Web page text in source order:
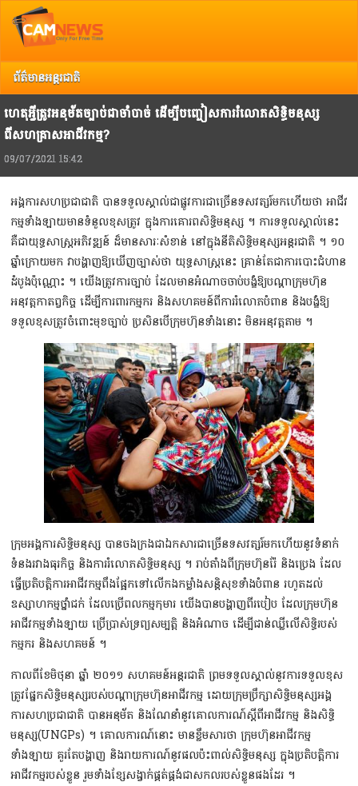
ព័ត៌មានអន្តរជាតិ
ហេតុអ្វីត្រូវអនុម័តច្បាប់ជាចាំបាច់ ដើម្បីបញ្ចៀសការរំលោភសិទ្ធិមនុស្ស
ពីសហគ្រាសអាជីវកម្ម?
09/07/2021 15:42
អង្គការសហប្រជាជាតិ បានទទួលស្គាល់ជាផ្លូវការជាច្រើនទសវត្សរ៍មកហើយថា អាជីវ
កម្មទាំងឡាយមានទំនួលខុសត្រូវ ក្នុងការគោរពសិទ្ធិមនុស្ស ។ ការទទួលស្គាល់នេះ
គឺជាយុទ្ធសាស្រ្ដអភិវឌ្ឍន៍ ដ៏មានសារៈសំខាន់ នៅក្នុងនីតិសិទ្ធិមនុស្សអន្តរជាតិ ។ ១០
ឆ្នាំក្រោយមក វាបង្ហាញឱ្យឃើញច្បាស់ថា យុទ្ធសាស្រ្ដនេះ គ្រាន់តែជាការបោះជំហាន
ដំបូងប៉ុណ្ណោះ ។ យើងត្រូវការច្បាប់ ដែលមានអំណាចចាប់បង្ខំឱ្យបណ្ដាក្រុមហ៊ុន
អនុវត្ដកាតព្វកិច្ច ដើម្បីការពារកម្មករ និងសហគមន៍ពីការរំលោភបំពាន និងបង្ខំឱ្យ
ទទួលខុសត្រូវចំពោះមុខច្បាប់ ប្រសិនបើក្រុមហ៊ុនទាំងនោះ មិនអនុវត្ដតាម ។
ក្រុមអង្គការសិទ្ធិមនុស្ស បានចងក្រងជាឯកសារជាច្រើនទសវត្សរ៍មកហើយនូវទំនាក់
ទំនងរវាងធុរកិច្ច និងការរំលោភសិទ្ធិមនុស្ស ។ រាប់តាំងពីក្រុមហ៊ុនរ៉ែ និងប្រេង ដែល
ធ្វើប្រតិបត្ដិការអាជីវកម្មពឹងផ្អែកទៅលើកងកម្លាំងសន្ដិសុខទាំងបំពាន រហូតដល់
ឧស្សាហកម្មថ្នាំជក់ ដែលប្រើពលកម្មកុមារ យើងបានបង្ហាញពីរបៀប ដែលក្រុមហ៊ុន
អាជីវកម្មទាំងឡាយ ប្រើប្រាស់ទ្រព្យសម្បត្ដិ និងអំណាច ដើម្បីជាន់ឈ្លីលើសិទ្ធិរបស់
កម្មករ និងសហគមន៍ ។
កាលពីខែមិថុនា ឆ្នាំ ២០១១ សហគមន៍អន្ដរជាតិ ព្រមទទួលស្គាល់នូវការទទួលខុស
ត្រូវផ្នែកសិទ្ធិមនុស្សរបស់បណ្ដាក្រុមហ៊ុនអាជីវកម្ម ដោយក្រុមប្រឹក្សាសិទ្ធិមនុស្សអង្គ
ការសហប្រជាជាតិ បានអនុម័ត និងណែនាំនូវគោលការណ៍ស្ដីពីអាជីវកម្ម និងសិទ្ធិ
មនុស្ស(UNGPs) ។ គោលការណ៍នោះ មានខ្លឹមសារថា ក្រុមហ៊ុនអាជីវកម្ម
ទាំងឡាយ គួរតែបង្ហាញ និងរាយការណ៍នូវផលប៉ះពាល់សិទ្ធិមនុស្ស ក្នុងប្រតិបត្ដិការ
អាជីវកម្មរបស់ខ្លួន រួមទាំងខ្សែសង្វាក់ផ្គត់ផ្គង់ជាសកលរបស់ខ្លួនផងដែរ ។
រាល់ការរិះគន់ កែលំអ បញ្ចេញយោបល់ អ្នកអាចទាក់ទង Camnews តាមរយៈ Email: